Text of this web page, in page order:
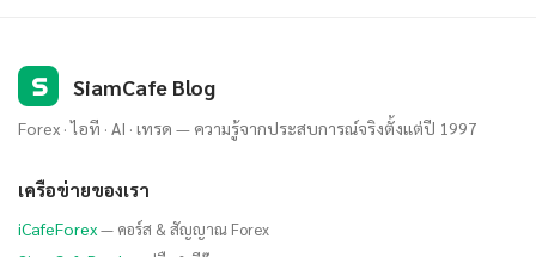
S SiamCafe Blog
Forex · ไอที · AI · เทรด — ความรู้จากประสบการณ์จริงตั้งแต่ปี 1997
เครือข่ายของเรา
iCafeForex— คอร์ส & สัญญาณ Forex